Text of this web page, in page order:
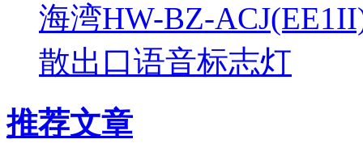
海湾HW-BZ-
散出口语音标志灯
推荐文章